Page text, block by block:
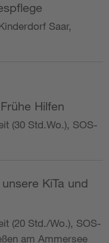
Saar,
Hilfen
(30 Std.Wo.), SOS-
KiTa und
(20 Std./Wo.), SOS-
am Ammersee